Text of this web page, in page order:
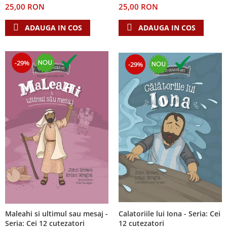
Teologie
A doua venire
Dogmatica
Istoria Bisericii
Misiune
Viata crestina
Contemporaneitate
Devotional
Diverse
Lupta Spirituala
Schimbarea caracterului
Slujire
Suferinta
Viata din belsug
Viata de zi cu zi
25,00 RON
ADAUGA IN COS
25,00 RON
ADAUGA IN COS
-29%
Maleahi si ultimul sau mesaj -
Seria: Cei 12 cutezatori
-29%
Calatoriile lui Iona - Seria: Cei
12 cutezatori